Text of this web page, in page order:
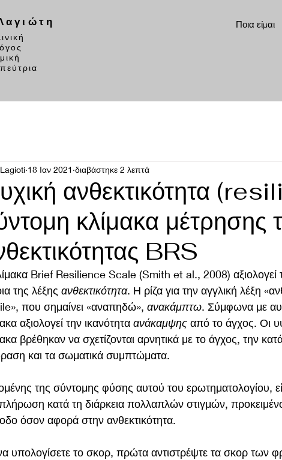
Ποια είμαι
ανθεκτικότητα
κλίμακα μέτρησης
BRS
18 Ιαν 2021 διαβάστηκε 2 λεπτά
Brief Resilience Scale (Smith et al., 2008) αξιολογεί
της λέξης ανθεκτικότητα. Η ρίζα για την αγγλική λέξη
που σημαίνει «αναπηδώ», ανακάμπτω. Σύμφωνα με
αξιολογεί την ικανότητα ανάκαμψης από το άγχος. Οι
βρέθηκαν να σχετίζονται αρνητικά με το άγχος, την
και τα σωματικά συμπτώματα.
της σύντομης φύσης αυτού του ερωτηματολογίου,
κατά τη διάρκεια πολλαπλών στιγμών,
όσον αφορά στην ανθεκτικότητα.
υπολογίσετε το σκορ, πρώτα αντιστρέψτε τα σκορ των